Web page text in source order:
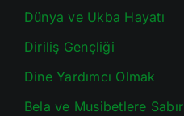
Dünya ve Ukba Hayatı
Diriliş Gençliği
Dine Yardımcı Olmak
Bela ve Musibetlere Sabır